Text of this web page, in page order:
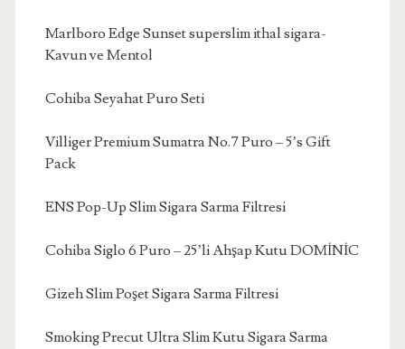
Marlboro Edge Sunset superslim ithal sigara-
Kavun ve Mentol
Cohiba Seyahat Puro Seti
Villiger Premium Sumatra No.7 Puro – 5’s Gift
Pack
ENS Pop-Up Slim Sigara Sarma Filtresi
Cohiba Siglo 6 Puro – 25’li Ahşap Kutu DOMİNİC
Gizeh Slim Poşet Sigara Sarma Filtresi
Smoking Precut Ultra Slim Kutu Sigara Sarma